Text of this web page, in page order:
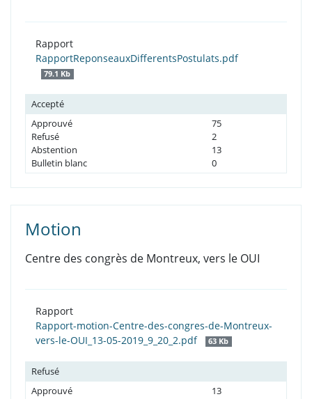
Rapport
RapportReponseauxDifferentsPostulats.pdf
79.1 Kb
Accepté
Approuvé
75
Refusé
2
Abstention
13
Bulletin blanc
0
Motion
Centre des congrès de Montreux, vers le OUI
Rapport
Rapport-motion-Centre-des-congres-de-Montreux-
vers-le-OUI_13-05-2019_9_20_2.pdf
63 Kb
Refusé
Approuvé
13